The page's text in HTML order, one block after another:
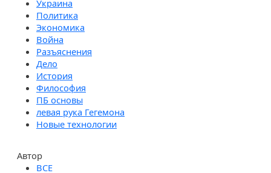
Украина
Политика
Экономика
Война
Разъяснения
Дело
История
Философия
ПБ основы
левая рука Гегемона
Новые технологии
Автор